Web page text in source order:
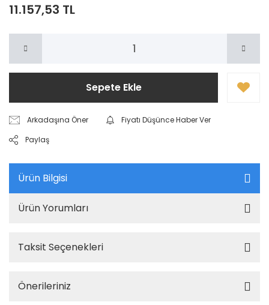
11.157,53 TL
Sepete Ekle
Arkadaşına Öner
Fiyatı Düşünce Haber Ver
Paylaş
Ürün Bilgisi
Ürün Yorumları
Taksit Seçenekleri
Önerileriniz